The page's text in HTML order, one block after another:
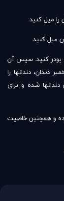
را میل کنید.
میل کنید.
پودر کنید. سپس آن
دندان، دندانها را
شده و برای
و همچنین خاصیت